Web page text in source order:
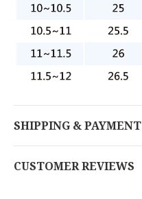
SHIPPING & PAYMENT
CUSTOMER REVIEWS